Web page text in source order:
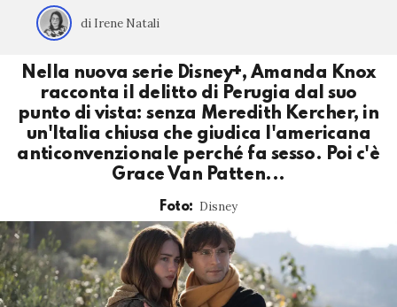
di Irene Natali
Nella nuova serie Disney+, Amanda Knox
racconta il delitto di Perugia dal suo
punto di vista: senza Meredith Kercher, in
un'Italia chiusa che giudica l'americana
anticonvenzionale perché fa sesso. Poi c'è
Grace Van Patten...
Foto: Disney